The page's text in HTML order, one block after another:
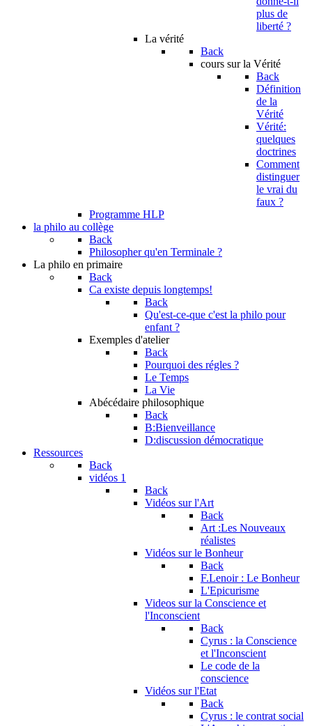
plus de
liberté ?
La vérité
Back
cours sur la Vérité
Back
Définition
de la
Vérité
Vérité:
quelques
doctrines
Comment
distinguer
le vrai du
faux ?
Programme HLP
la philo au collège
Back
Philosopher qu'en Terminale ?
La philo en primaire
Back
Ca existe depuis longtemps!
Back
Qu'est-ce-que c'est la philo pour
enfant ?
Exemples d'atelier
Back
Pourquoi des régles ?
Le Temps
La Vie
Abécédaire philosophique
Back
B:Bienveillance
D:discussion démocratique
Ressources
Back
vidéos 1
Back
Vidéos sur l'Art
Back
Art :Les Nouveaux
réalistes
Vidéos sur le Bonheur
Back
F.Lenoir : Le Bonheur
L'Epicurisme
Videos sur la Conscience et
l'Inconscient
Back
Cyrus : la Conscience
et l'Inconscient
Le code de la
conscience
Vidéos sur l'Etat
Back
Cyrus : le contrat social